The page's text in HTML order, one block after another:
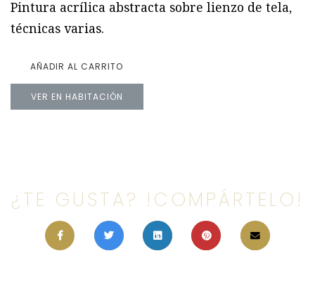
Pintura acrílica abstracta sobre lienzo de tela,
técnicas varias.
AÑADIR AL CARRITO
VER EN HABITACIÓN
¿TE GUSTA? !COMPÁRTELO!